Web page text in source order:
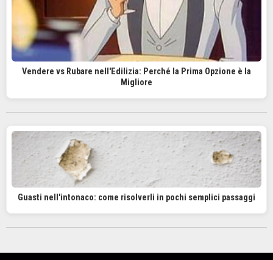
Vendere vs Rubare nell'Edilizia: Perché la Prima Opzione è la
Migliore
Guasti nell'intonaco: come risolverli in pochi semplici passaggi